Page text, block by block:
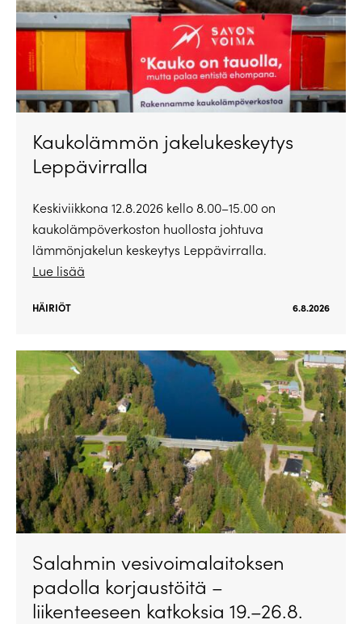
Kaukolämmön jakelukeskeytys
Leppävirralla
Keskiviikkona 12.8.2026 kello 8.00–15.00 on
kaukolämpöverkoston huollosta johtuva
lämmönjakelun keskeytys Leppävirralla.
Lue lisää
HÄIRIÖT 6.8.2026
Salahmin vesivoimalaitoksen
padolla korjaustöitä –
liikenteeseen katkoksia 19.–26.8.